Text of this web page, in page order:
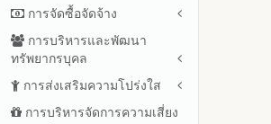
ข้อมูลผู้บริหาร
ข้อมูลการติดต่อและ ช่อง
ทางการสอบถาม
ระเบียบ / กฎหมายที่เกี่ยวข้อง
นโยบายคุ้มครองข้อมูลส่วน
บุคคล
แผนยุทธศาสตร์หรือแผนพัฒนา
สำนักงานเขตพื้นที่การศึกษา
แผนและความก้าวหน้าในการ
ประจำปีงบประมาณ
ปีงบประมาณ 2569
การจัดซื้อจัดจ้าง
สรุปผลการจัดซื้อจัดจ้างหรือการ
จัดหาพัสดุรายเดือน ประจำ
ปีงบประมาณ พ.ศ.2569 (แบบ
สขร.1)
รายงานสรุปผลการจัดซื้อจัดจ้าง
การบริหารและพัฒนา
ทรัพยากรบุคล
หลักเกณฑ์และแผนการบริหาร
และพัฒนาทรัพยากรบุคลล ประจำ
การส่งเสริมความโปร่งใส
แนวปฏิบัติการจัดการเรื่องร้อง
การบริหารจัดการความเสี่ยง